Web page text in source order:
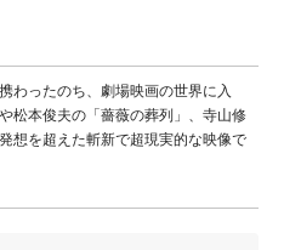
わったのち、劇場映画の世界に入
松本俊夫の「薔薇の葬列」、寺山修
想を超えた斬新で超現実的な映像で